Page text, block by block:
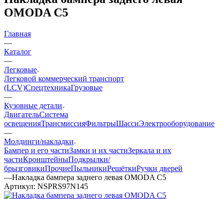
OMODA C5
Главная
—
Каталог
—
Легковые
Легковой коммерческий транспорт
(LCV)СпецтехникаГрузовые
—
Кузовные детали
ДвигательСистема
освещенияТрансмиссияФильтрыШассиЭлектрооборудование
—
Молдинги/накладки
Бампер и его частиЗамки и их частиЗеркала и их
частиКронштейныПодкрылки/
брызговикиПрочиеПыльникиРешёткиРучки дверей
—Накладка бампера заднего левая OMODA C5
Артикул: NSPRS97N145